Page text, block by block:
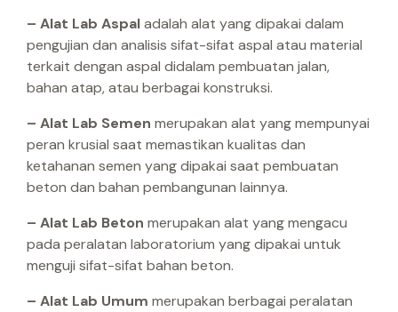
– Alat Lab Aspaladalah alat yang dipakai dalam
pengujian dan analisis sifat-sifat aspal atau material
terkait dengan aspal didalam pembuatan jalan,
bahan atap, atau berbagai konstruksi.
– Alat Lab Semen merupakan alat yang mempunyai
peran krusial saat memastikan kualitas dan
ketahanan semen yang dipakai saat pembuatan
beton dan bahan pembangunan lainnya.
– Alat Lab Beton merupakan alat yang mengacu
pada peralatan laboratorium yang dipakai untuk
menguji sifat-sifat bahan beton.
– Alat Lab Umum merupakan berbagai peralatan